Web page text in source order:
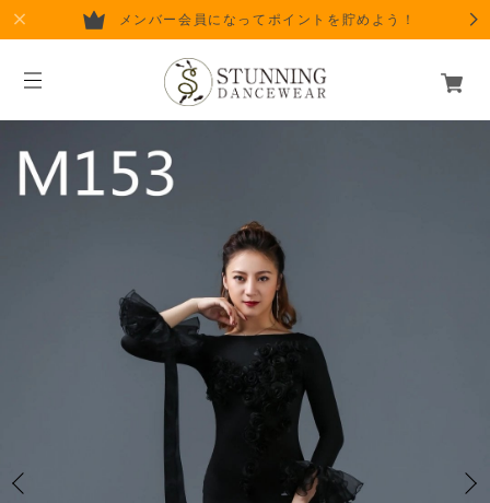
メンバー会員になってポイントを貯めよう！